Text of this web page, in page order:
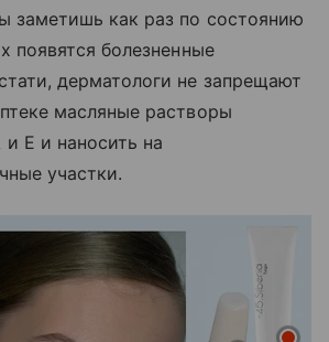
заметишь как раз по состоянию
появятся болезненные
дерматологи не запрещают
масляные растворы
Е и наносить на
участки.